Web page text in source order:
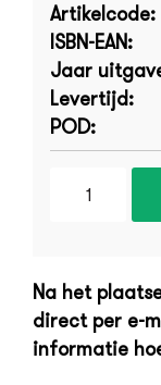
Artikelcode:
ISBN-EAN:
Jaar
Levertijd:
POD:
Na het
direct per e-
informatie